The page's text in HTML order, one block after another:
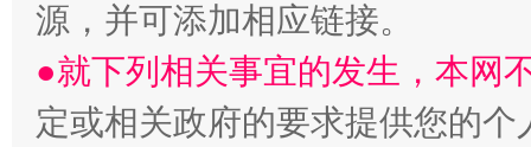
国家大学科技园优化重塑工作
源，并可添加相应链接。
●就下列相关事宜的发生，本网
定或相关政府的要求提供您的个